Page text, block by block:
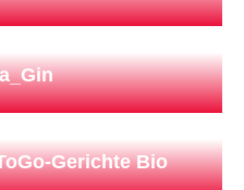
Gerichte Bio